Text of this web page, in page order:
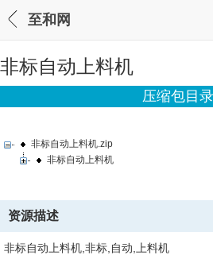
至和网
非标自动上料机
压缩包目录
非标自动上料机.zip
非标自动上料机
资源描述
非标自动上料机,非标,自动,上料机